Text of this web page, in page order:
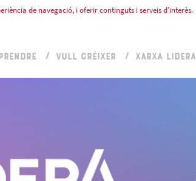
de navegació, i oferir continguts i serveis d’interès.
VULL CRÉIXER XARXA LIDERA